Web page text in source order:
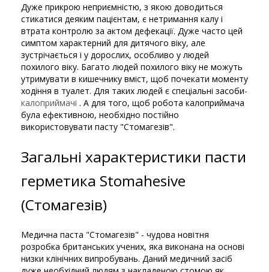
Дуже прикрою неприємністю, з якою доводиться
стикатися деяким пацієнтам, є нетримання калу і
втрата контролю за актом дефекації. Дуже часто цей
симптом характерний для дитячого віку, але
зустрічається і у дорослих, особливо у людей
похилого віку. Багато людей похилого віку не можуть
утримувати в кишечнику вміст, щоб почекати моменту
ходіння в туалет. Для таких людей є спеціальні засоби-
калоприймачі . А для того, щоб робота калоприймача
була ефективною, необхідно постійно
використовувати пасту "Стомагезів".
Загальні характеристики пасти
герметика Stomahesive
(Стомагезів)
Медична паста "Стомагезів" - чудова новітня
розробка британських учених, яка виконана на основі
низки клінічних випробувань. Даний медичний засіб